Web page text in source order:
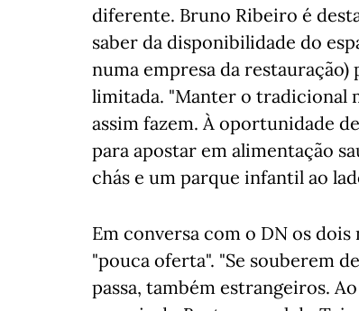
diferente. Bruno Ribeiro é
saber da disponibilidade do
numa empresa da
limitada. "Manter o tradicional
assim fazem. À oportunidade
para apostar em alimentação
chás e um parque infantil ao
Em conversa com o DN os
"pouca oferta". "Se souberem
passa, também estrangeiros.